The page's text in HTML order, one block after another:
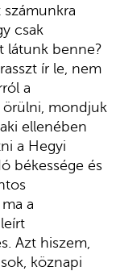
csak
látunk benne?
ír le, nem
a
örülni, mondjuk
ellenében
a Hegyi
békessége és
a
Azt hiszem,
köznapi